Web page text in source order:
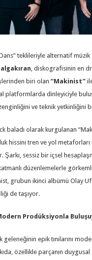
Dans” teklileriyle alternatif
, diskografisinin en
biri olan“Makinist”
platformlarda dinleyiciyle
ve teknik yetkinliğini
baladı olarak kurgulanan
hissini tren ve yol
Şarkı, sessiz bir içsel
düzenlemelerle
grubun ikinci albümü Olay
de taşıyor.
Prodüksiyonla
geleneğinin epik tınılarını
özellikle parçanın